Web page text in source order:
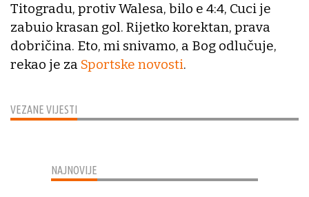
VEZANE VIJESTI
Titogradu, protiv Walesa, bilo e 4:4, Cuci je
zabuio krasan gol. Rijetko korektan, prava
dobričina. Eto, mi snivamo, a Bog odlučuje,
rekao je za Sportske novosti.
NAJNOVIJE